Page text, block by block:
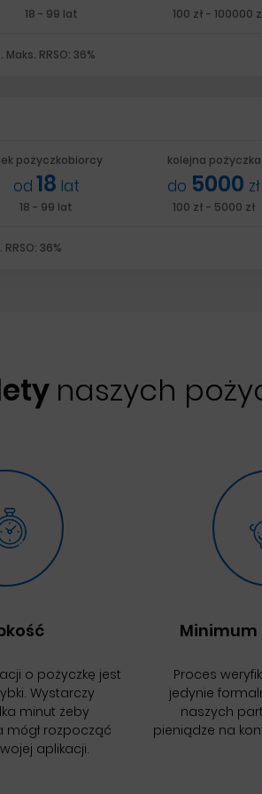
18 - 99 lat 100 zł - 100000
RRSO: 36%
pożyczkobiorcy
od 18 lat
18 - 99 lat
kolejna pożyczka
do 5000 zł
100 zł - 5000 zł
36%
naszych
o pożyczkę jest
Wystarczy
minut żeby
mógł rozpocząć
aplikacji.
Proces
jedynie
naszych
pieniądze na